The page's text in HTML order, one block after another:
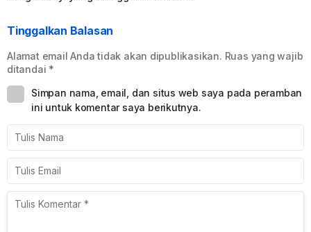
Tinggalkan Balasan
Alamat email Anda tidak akan dipublikasikan. Ruas yang wajib
ditandai *
Simpan nama, email, dan situs web saya pada peramban
ini untuk komentar saya berikutnya.